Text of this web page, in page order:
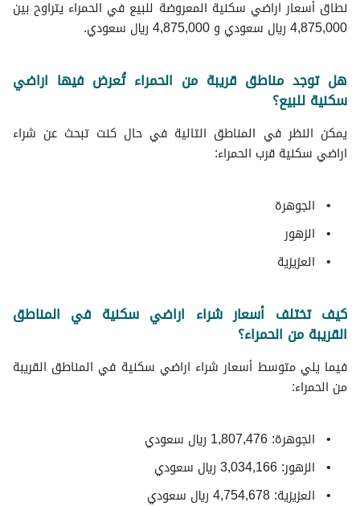
نطاق أسعار اراضي سكنية المعروضة للبيع في الحمراء يتراوح بين
4,875,000 ريال سعودي و 4,875,000 ريال سعودي.
هل توجد مناطق قريبة من الحمراء تُعرض فيها اراضي
سكنية للبيع؟
يمكن النظر في المناطق التالية في حال كنت تبحث عن شراء
اراضي سكنية قرب الحمراء:
الجوهرة
الزهور
العزيزية
كيف تختلف أسعار شراء اراضي سكنية في المناطق
القريبة من الحمراء؟
فيما يلي متوسط ​​أسعار شراء اراضي سكنية في المناطق القريبة
من الحمراء:
الجوهرة: 1,807,476 ريال سعودي
الزهور: 3,034,166 ريال سعودي
العزيزية: 4,754,678 ريال سعودي